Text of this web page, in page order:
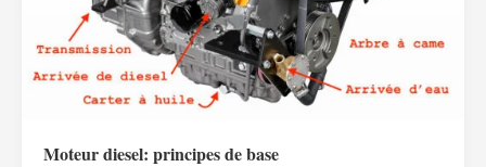
Moteur diesel: principes de base